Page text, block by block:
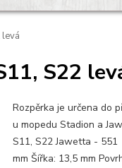
S22
Rozpěrka je určena do
u mopedu Stadion a
S11, S22 Jawetta -
mm Šířka: 13,5 mm